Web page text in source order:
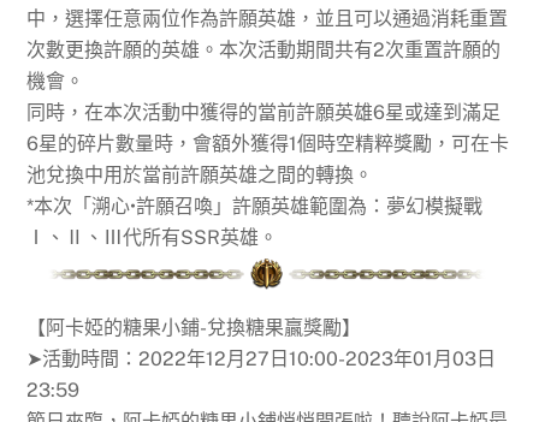
中，選擇任意兩位作為許願英雄，並且可以通過消耗重置
次數更換許願的英雄。本次活動期間共有2次重置許願的
機會。
同時，在本次活動中獲得的當前許願英雄6星或達到滿足
6星的碎片數量時，會額外獲得1個時空精粹獎勵，可在卡
池兌換中用於當前許願英雄之間的轉換。
*本次「溯心•許願召喚」許願英雄範圍為：夢幻模擬戰
Ⅰ、Ⅱ、Ⅲ代所有SSR英雄。
【阿卡婭的糖果小鋪-兌換糖果贏獎勵】
➤活動時間：2022年12月27日10:00-2023年01月03日
23:59